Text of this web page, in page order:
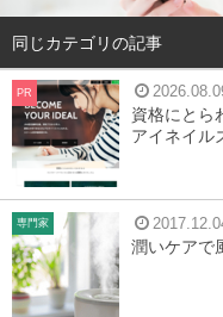
同じカテゴリの記事
PR
資格にとら
アイネイル
専門家
潤いケアで